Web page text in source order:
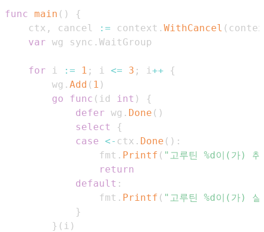
func main ( )
{
    ctx
, cancel := context . WithCancel (
var wg sync .
for i := 1 ; i <= 3 ; i++
{
        wg
. Add ( 1 )
go
func ( id int )
{
defer wg . Done ( )
select
{
case <- ctx . Done ( ) :
                fmt
. Printf ( "고루틴 %d이(가)
return
default :
                fmt
. Printf ( "고루틴 %d이(가)
}
} ( i )